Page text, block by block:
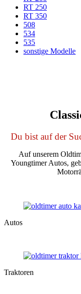
RT 250
RT 350
508
534
535
sonstige Modelle
Du bist auf der
Auf unserem
Youngtimer Autos,
Autos
Traktoren